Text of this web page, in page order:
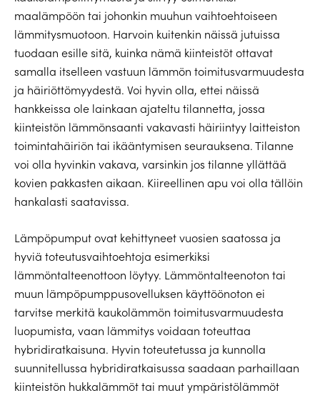
maalämpöön tai johonkin muuhun vaihtoehtoiseen
lämmitysmuotoon. Harvoin kuitenkin näissä jutuissa
tuodaan esille sitä, kuinka nämä kiinteistöt ottavat
samalla itselleen vastuun lämmön toimitusvarmuudesta
ja häiriöttömyydestä. Voi hyvin olla, ettei näissä
hankkeissa ole lainkaan ajateltu tilannetta, jossa
kiinteistön lämmönsaanti vakavasti häiriintyy laitteiston
toimintahäiriön tai ikääntymisen seurauksena. Tilanne
voi olla hyvinkin vakava, varsinkin jos tilanne yllättää
kovien pakkasten aikaan. Kiireellinen apu voi olla tällöin
hankalasti saatavissa.
Lämpöpumput ovat kehittyneet vuosien saatossa ja
hyviä toteutusvaihtoehtoja esimerkiksi
lämmöntalteenottoon löytyy. Lämmöntalteenoton tai
muun lämpöpumppusovelluksen käyttöönoton ei
tarvitse merkitä kaukolämmön toimitusvarmuudesta
luopumista, vaan lämmitys voidaan toteuttaa
hybridiratkaisuna. Hyvin toteutetussa ja kunnolla
suunnitellussa hybridiratkaisussa saadaan parhaillaan
kiinteistön hukkalämmöt tai muut ympäristölämmöt